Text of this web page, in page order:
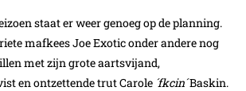
staat er weer genoeg op de planning.
mafkees Joe Exotic onder andere nog
met zijn grote aartsvijand,
en ontzettende trut Carole ´fkcin´Baskin.